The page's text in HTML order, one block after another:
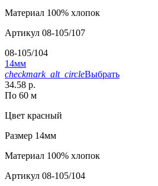
Материал 100% хлопок
Артикул 08-105/107
08-105/104
14мм
checkmark_alt_circleВыбрать
34.58 р.
По 60 м
Цвет красный
Размер 14мм
Материал 100% хлопок
Артикул 08-105/104